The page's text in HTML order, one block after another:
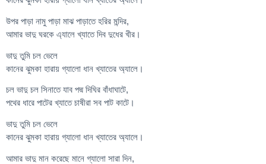
উপর পাড়া নামু পাড়া মাঝ পাড়াতে হরির মন্দির,
আমার ভাদু ঘরকে এ্যালে খ্যাতে দিব দুধের খীর।
ভাদু তুমি চল ভেলে
কানের ঝুমকা হারায় গ্যালো ধান খ্যাতের অ্যালে।
চল ভাদু চল সিনাতে যাব পদ্ম দিঘির বাঁধাঘাটে,
পথের ধারে পাটের খ্যাতে চাষীরা সব পাট কাটে।
ভাদু তুমি চল ভেলে
কানের ঝুমকা হারায় গ্যালো ধান খ্যাতের অ্যালে।
আমার ভাদু মান করেছে মানে গ্যালো সারা দিন,